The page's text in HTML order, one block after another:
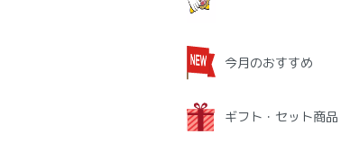
今月のおすすめ
ギフト・セット商品